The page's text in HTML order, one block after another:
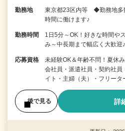
勤務地
東京都23区内等 ◆勤務地多
時間に働けます♪
勤務時間
1日5分～OK！好きな時間や
み～中長期まで幅広く大歓
応募資格
未経験OK＆年齢不問！夏休
会社員・派遣社員・契約社
イト・主婦（夫）・フリー
後で見る 詳